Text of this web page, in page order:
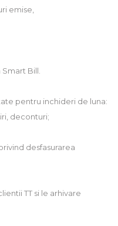
emise,
Bill.
pentru inchideri de luna:
deconturi;
desfasurarea
TT si le arhivare